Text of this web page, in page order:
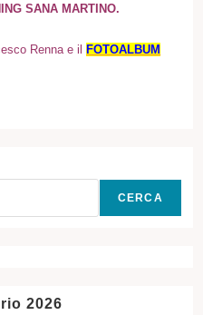
SANA MARTINO.
Renna e i
FOTOALBUM
CERCA
2026